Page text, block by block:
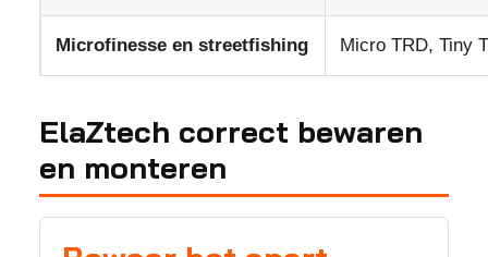
Microfinesse en streetfishing Micro TRD, Tiny
ElaZtech correct bewaren
en monteren